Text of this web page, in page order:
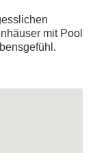
mit Pool